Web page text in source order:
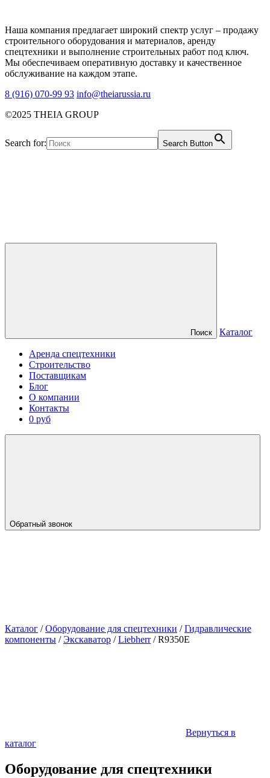
Наша компания предлагает широкий спектр услуг – продажу
строительного оборудования и материалов, аренду
спецтехники и выполнение строительных работ под ключ.
Мы обеспечиваем оперативную доставку и качественное
обслуживание на каждом этапе.
8 (916) 070-99 93 info@theiarussia.ru
©2025 THEIA GROUP
Search for: Search Button
Поиск Каталог
Аренда спецтехники
Строительство
Поставщикам
Блог
О компании
Контакты
0 руб
Обратный звонок
Каталог /Оборудование для спецтехники /Гидравлические
компоненты /Экскаватор /Liebherr/R9350E
Вернуться в
каталог
Оборудование для спецтехники